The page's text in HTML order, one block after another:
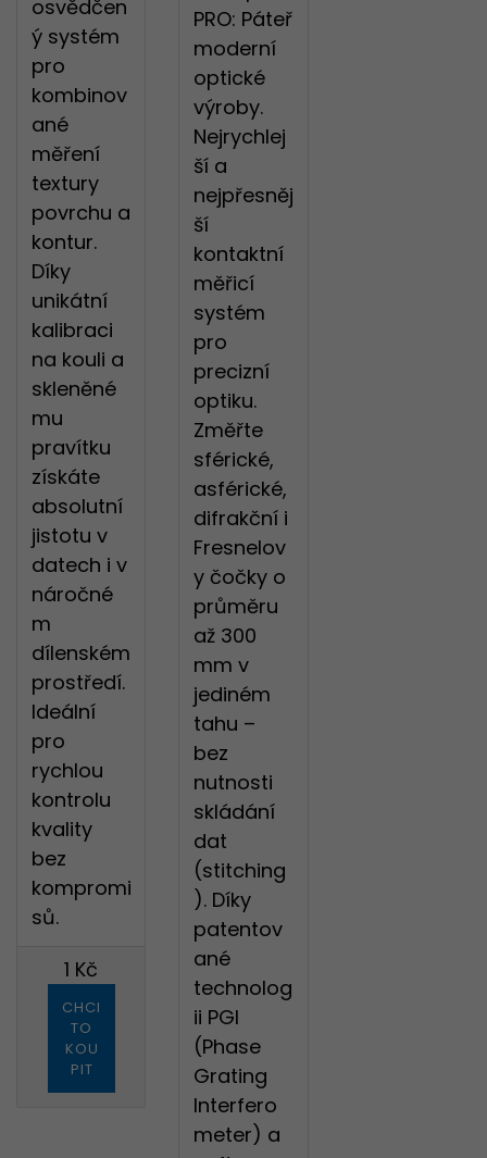
osvědčen
ý systém
pro
kombinov
ané
měření
textury
povrchu a
kontur.
Díky
unikátní
kalibraci
na kouli a
skleněné
mu
pravítku
získáte
absolutní
jistotu v
datech i v
náročné
m
dílenském
prostředí.
Ideální
pro
rychlou
kontrolu
kvality
bez
kompromi
sů.
1 Kč
CHCI
TO
KOU
PIT
PRO: Páteř
moderní
optické
výroby.
Nejrychlej
ší a
nejpřesněj
ší
kontaktní
měřicí
systém
pro
precizní
optiku.
Změřte
sférické,
asférické,
difrakční i
Fresnelov
y čočky o
průměru
až 300
mm v
jediném
tahu –
bez
nutnosti
skládání
dat
(stitching
). Díky
patentov
ané
technolog
ii PGI
(Phase
Grating
Interfero
meter) a